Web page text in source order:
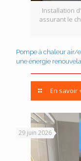
Installation
assurant le
Pompe à chaleur air/
une énergie
En savoir
29 juin 2026